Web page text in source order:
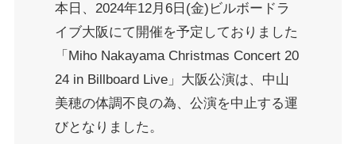
本日、2024年12月6日(金)ビルボードラ
イブ大阪にて開催を予定しておりました
「Miho Nakayama Christmas Concert 20
24 in Billboard Live」大阪公演は、中山
美穂の体調不良の為、公演を中止する運
びとなりました。